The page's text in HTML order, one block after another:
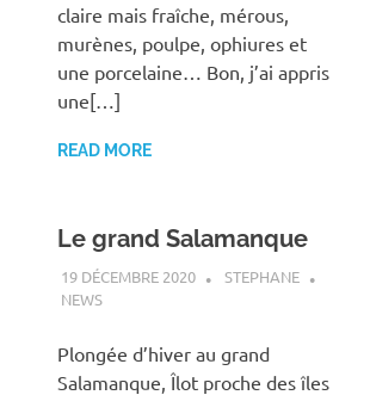
claire mais fraîche, mérous,
murènes, poulpe, ophiures et
une porcelaine… Bon, j’ai appris
une[…]
READ MORE
Le grand Salamanque
19 DÉCEMBRE 2020
STEPHANE
NEWS
Plongée d’hiver au grand
Salamanque, Îlot proche des îles